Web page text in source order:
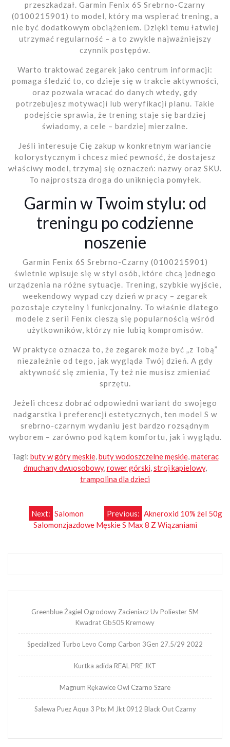
przeszkadzał. Garmin Fenix 6S Srebrno-Czarny
(0100215901) to model, który ma wspierać trening, a
nie być dodatkowym obciążeniem. Dzięki temu łatwiej
utrzymać regularność – a to zwykle najważniejszy
czynnik postępów.
Warto traktować zegarek jako centrum informacji:
pomaga śledzić to, co dzieje się w trakcie aktywności,
oraz pozwala wracać do danych wtedy, gdy
potrzebujesz motywacji lub weryfikacji planu. Takie
podejście sprawia, że trening staje się bardziej
świadomy, a cele – bardziej mierzalne.
Jeśli interesuje Cię zakup w konkretnym wariancie
kolorystycznym i chcesz mieć pewność, że dostajesz
właściwy model, trzymaj się oznaczeń: nazwy oraz SKU.
To najprostsza droga do uniknięcia pomyłek.
Garmin w Twoim stylu: od
treningu po codzienne
noszenie
Garmin Fenix 6S Srebrno-Czarny (0100215901)
świetnie wpisuje się w styl osób, które chcą jednego
urządzenia na różne sytuacje. Trening, szybkie wyjście,
weekendowy wypad czy dzień w pracy – zegarek
pozostaje czytelny i funkcjonalny. To właśnie dlatego
modele z serii Fenix cieszą się popularnością wśród
użytkowników, którzy nie lubią kompromisów.
W praktyce oznacza to, że zegarek może być „z Tobą”
niezależnie od tego, jak wygląda Twój dzień. A gdy
aktywność się zmienia, Ty też nie musisz zmieniać
sprzętu.
Jeżeli chcesz dobrać odpowiedni wariant do swojego
nadgarstka i preferencji estetycznych, ten model S w
srebrno-czarnym wydaniu jest bardzo rozsądnym
wyborem – zarówno pod kątem komfortu, jak i wyglądu.
Tagi: buty w góry męskie,buty wodoszczelne męskie,materac
dmuchany dwuosobowy,rower górski,stroj kapielowy,
trampolina dla dzieci
Nawigacja
Previous: Akneroxid 10% żel 50g
Next: Salomon
Salomonzjazdowe Męskie S Max 8 Z Wiązaniami
Greenblue Żagiel Ogrodowy Zacieniacz Uv Poliester 5M
Kwadrat Gb505 Kremowy
Specialized Turbo Levo Comp Carbon 3Gen 27.5/29 2022
Kurtka adida REAL PRE JKT
Magnum Rękawice Owl Czarno Szare
Salewa Puez Aqua 3 Ptx M Jkt 0912 Black Out Czarny